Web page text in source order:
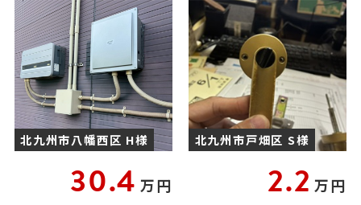
北九州市八幡西区 H様
30.4 万円
北九州市戸畑区 S様
2.2 万円